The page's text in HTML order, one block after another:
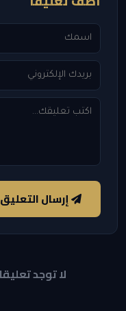
إرسال التعليق
لا توجد